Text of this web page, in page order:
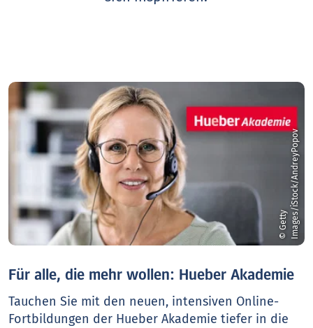
©
G
e
t
t
y
I
m
a
g
e
s
/
i
S
t
o
c
k
/
A
n
d
r
e
y
P
o
p
ov
Für alle, die mehr wollen: Hueber Akademie
Tauchen Sie mit den neuen, intensiven Online-
Fortbildungen der Hueber Akademie tiefer in die